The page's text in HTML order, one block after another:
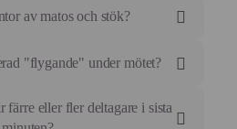
ofta i boxar och tappar
på plats, personlig
av matos och stök?
mobila
som
vårt centralkök. Hos er sker
"flygande" under mötet?
på att läsa av rummet. Om
fas serverar vi tyst och diskret
färre eller fler deltagare i sista